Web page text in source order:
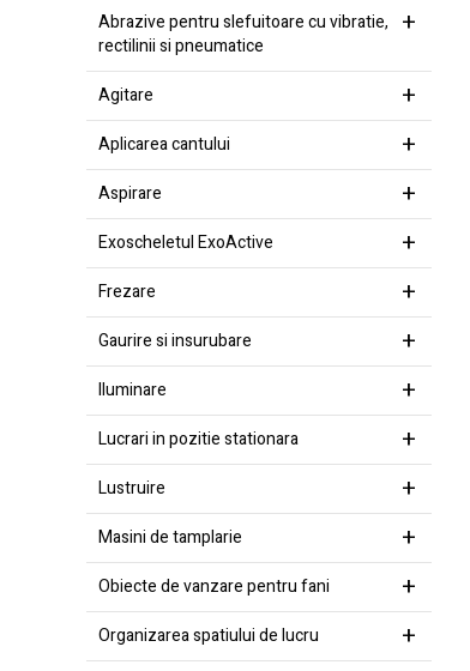
Abrazive pentru slefuitoare cu vibratie,
rectilinii si pneumatice
Agitare
Aplicarea cantului
Aspirare
Exoscheletul ExoActive
Frezare
Gaurire si insurubare
Iluminare
Lucrari in pozitie stationara
Lustruire
Masini de tamplarie
Obiecte de vanzare pentru fani
Organizarea spatiului de lucru